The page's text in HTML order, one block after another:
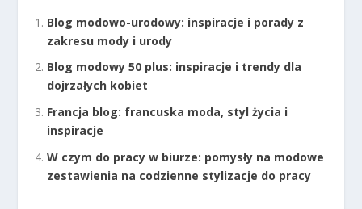
Blog modowo-urodowy: inspiracje i porady z
zakresu mody i urody
Blog modowy 50 plus: inspiracje i trendy dla
dojrzałych kobiet
Francja blog: francuska moda, styl życia i
inspiracje
W czym do pracy w biurze: pomysły na modowe
zestawienia na codzienne stylizacje do pracy